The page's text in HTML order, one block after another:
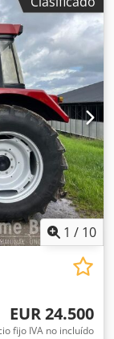
entre
144 CV Dedpfx
Número de
del par: 51,3
1 / 10
EUR 24.500
fijo IVA no incluído